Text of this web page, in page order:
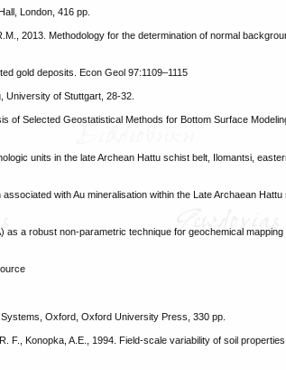
London, 416 pp.
2013. Methodology for the determination of normal
gold deposits. Econ Geol 97:1109–1115
University of Stuttgart, 28-32.
of Selected Geostatistical Methods for Bottom Surface
units in the late Archean Hattu schist belt, Ilomantsi,
with Au mineralisation within the Late Archaean Hattu
a robust non-parametric technique for geochemical mapping
Oxford, Oxford University Press, 330 pp.
Konopka, A.E., 1994. Field‐scale variability of soil